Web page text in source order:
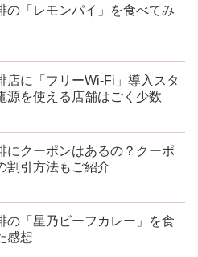
の「レモンパイ」を食べてみ
店に「フリーWi-Fi」導入スタ
源を使える店舗はごく少数
にクーポンはあるの？クーポ
割引方法もご紹介
の「星乃ビーフカレー」を食
感想